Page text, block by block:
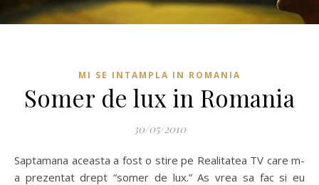
MI SE INTAMPLA IN ROMANIA
Somer de lux in Romania
30/05/2010
Saptamana aceasta a fost o stire pe Realitatea TV care m-
a prezentat drept “somer de lux.” As vrea sa fac si eu